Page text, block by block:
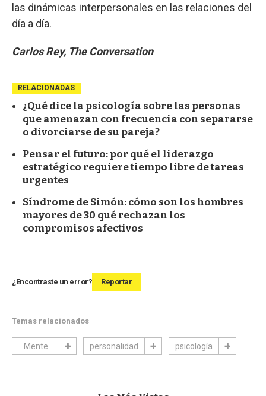
las dinámicas interpersonales en las relaciones del
día a día.
Carlos Rey, The Conversation
RELACIONADAS
¿Qué dice la psicología sobre las personas
que amenazan con frecuencia con separarse
o divorciarse de su pareja?
Pensar el futuro: por qué el liderazgo
estratégico requiere tiempo libre de tareas
urgentes
Síndrome de Simón: cómo son los hombres
mayores de 30 qué rechazan los
compromisos afectivos
¿Encontraste un error? Reportar
Temas relacionados
Mente personalidad psicología